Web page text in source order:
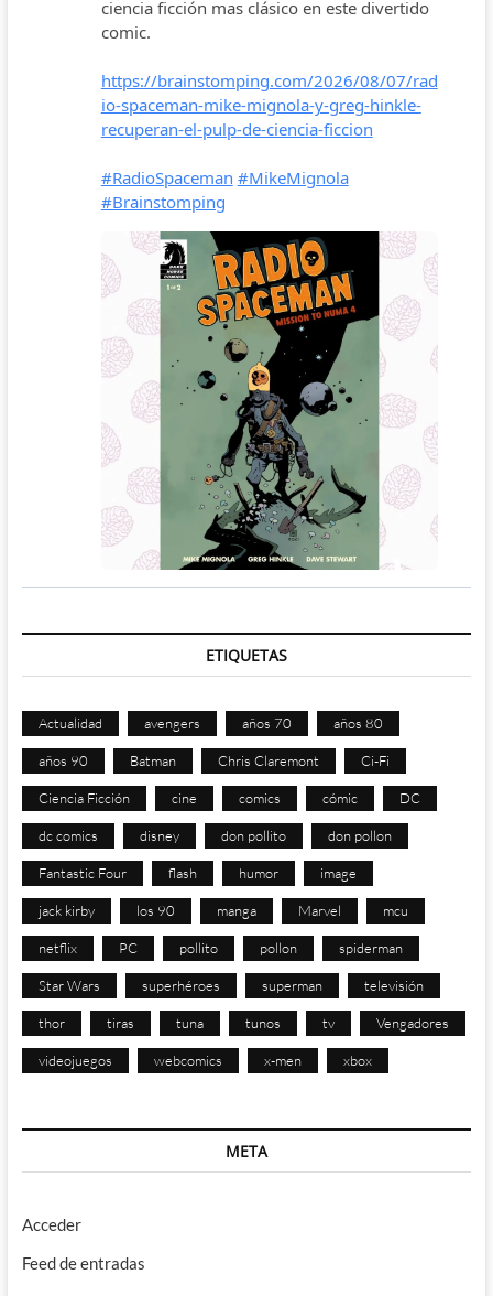
ETIQUETAS
Actualidad avengers años 70 años 80
años 90 Batman Chris Claremont Ci-Fi
Ciencia Ficción cine comics cómic DC
dc comics disney don pollito don pollon
Fantastic Four flash humor image
jack kirby los 90 manga Marvel mcu
netflix PC pollito pollon spiderman
Star Wars superhéroes superman televisión
thor tiras tuna tunos tv Vengadores
videojuegos webcomics x-men xbox
META
Acceder
Feed de entradas